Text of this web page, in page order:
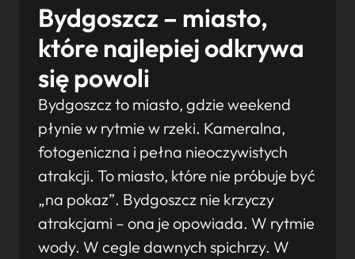
Bydgoszcz – miasto,
które najlepiej odkrywa
się powoli
Bydgoszcz to miasto, gdzie weekend
płynie w rytmie w rzeki. Kameralna,
fotogeniczna i pełna nieoczywistych
atrakcji. To miasto, które nie próbuje być
„na pokaz”. Bydgoszcz nie krzyczy
atrakcjami – ona je opowiada. W rytmie
wody. W cegle dawnych spichrzy. W